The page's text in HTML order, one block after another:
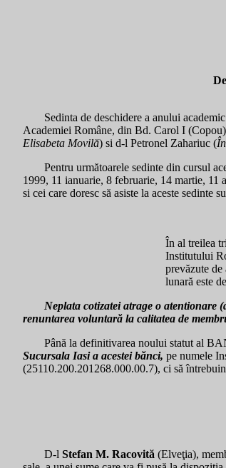
Sedinta de deschidere a anului
Academiei Române, din Bd. Carol I
Elisabeta Movilă) si d-l Petronel Zahariuc (
Pentru următoarele sedinte din cursul
1999, 11 ianuarie, 8 februarie, 14 martie,
si cei care doresc să asiste la aceste sedinte
În al treilea
Institutului
prevăzute
lunară este de
Neplata cotizatei atrage o atentionare
renuntarea voluntară la calitatea de
Până la definitivarea noului statut al
Sucursala Iasi a acestei bănci, pe numele
(25110.200.201268.000.00.7), ci să
D-l Stefan M. Racovită (Elveţia),